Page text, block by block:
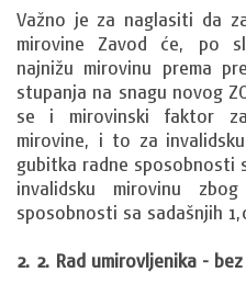
Važno je za naglasiti da
mirovine Zavod će, po
najnižu mirovinu prema
stupanja na snagu novog
se i mirovinski faktor
mirovine, i to za
gubitka radne sposobnosti
invalidsku mirovinu
sposobnosti sa sadašnjih
2. 2. Rad umirovljenika -